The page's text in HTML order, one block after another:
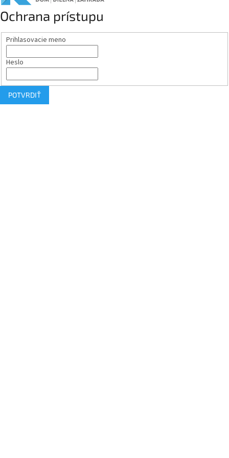
Ochrana prístupu
Prihlasovacie meno
Heslo
POTVRDIŤ